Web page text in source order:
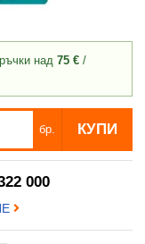
над 75 € /
бр. КУПИ
000